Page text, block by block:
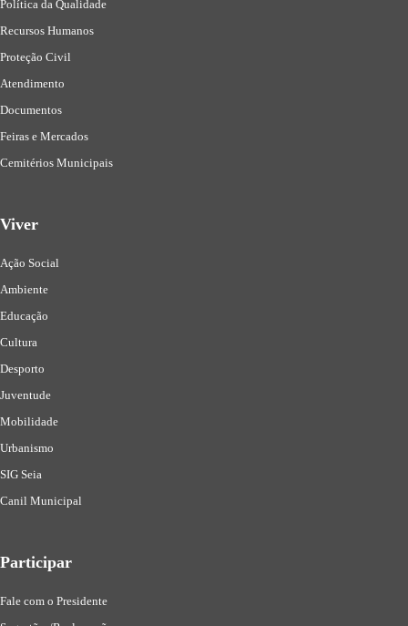
Política da Qualidade
Recursos Humanos
Proteção Civil
Atendimento
Documentos
Feiras e Mercados
Cemitérios Municipais
Viver
Ação Social
Ambiente
Educação
Cultura
Desporto
Juventude
Mobilidade
Urbanismo
SIG Seia
Canil Municipal
Participar
Fale com o Presidente